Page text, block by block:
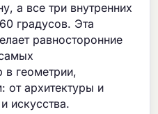
а все три внутренних
градусов. Эта
равносторонние
в геометрии,
от архитектуры и
искусства.